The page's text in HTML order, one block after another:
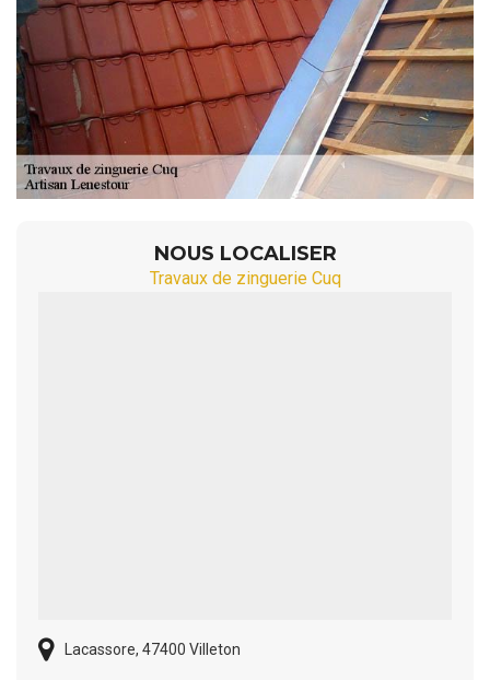
NOUS LOCALISER
Travaux de zinguerie Cuq
Lacassore, 47400 Villeton